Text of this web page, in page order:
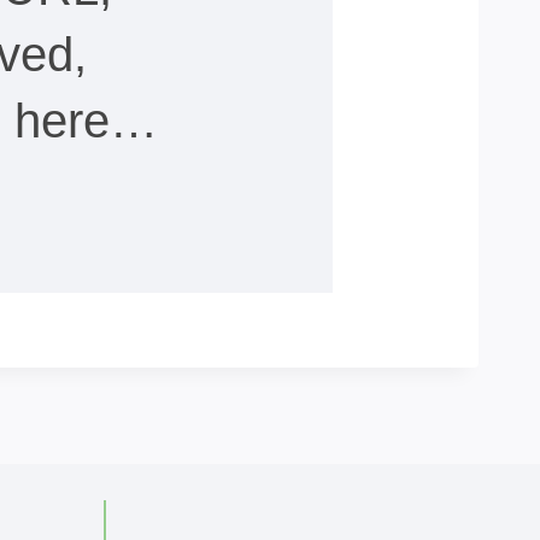
here…